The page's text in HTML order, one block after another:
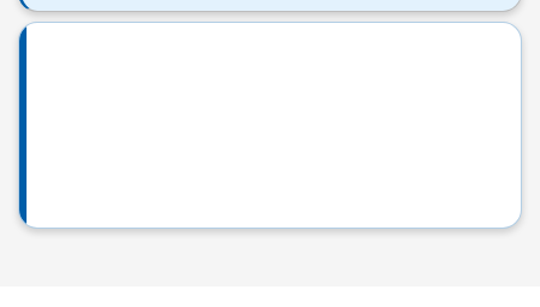
Zadania na stanowisku: Obsługa pojazdu trakcyjnego w zakresie pracy